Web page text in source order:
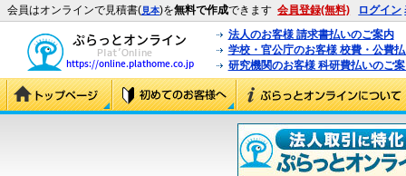
会員はオンラインで見積書(見本)を無料で作成できます 会員登録(無料) ログイン
法人のお客様 請求書払いのご案内
学校・官公庁のお客様 校費・公費
研究機関のお客様 科研費払いのご